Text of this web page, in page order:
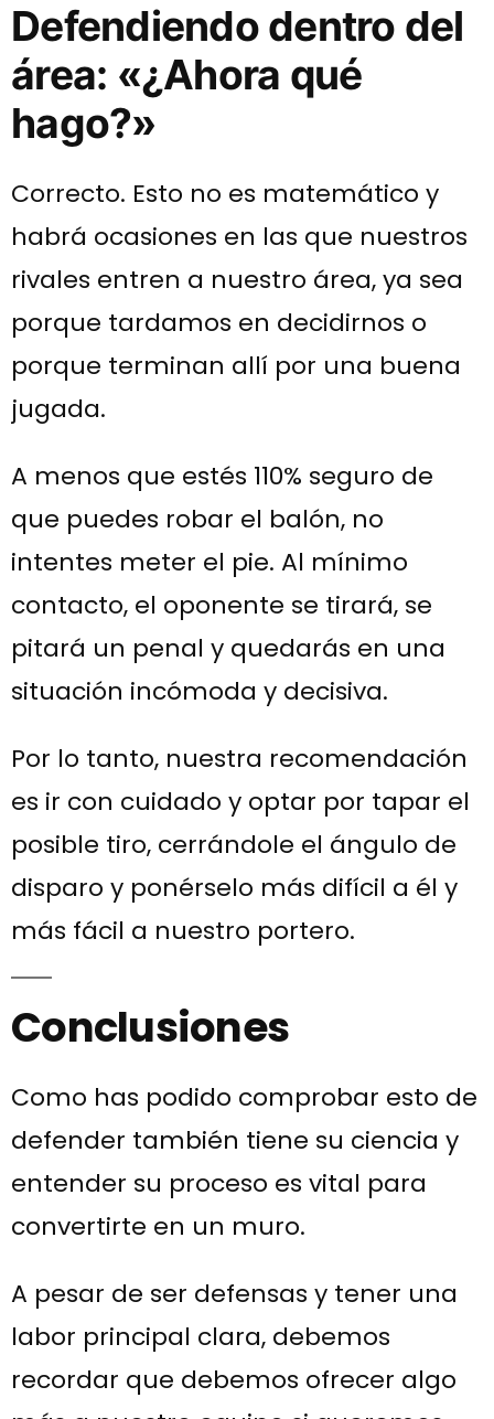
Defendiendo dentro del
área: «¿Ahora qué
hago?»
Correcto. Esto no es matemático y
habrá ocasiones en las que nuestros
rivales entren a nuestro área, ya sea
porque tardamos en decidirnos o
porque terminan allí por una buena
jugada.
A menos que estés 110% seguro de
que puedes robar el balón, no
intentes meter el pie. Al mínimo
contacto, el oponente se tirará, se
pitará un penal y quedarás en una
situación incómoda y decisiva.
Por lo tanto, nuestra recomendación
es ir con cuidado y optar por tapar el
posible tiro, cerrándole el ángulo de
disparo y ponérselo más difícil a él y
más fácil a nuestro portero.
Conclusiones
Como has podido comprobar esto de
defender también tiene su ciencia y
entender su proceso es vital para
convertirte en un muro.
A pesar de ser defensas y tener una
labor principal clara, debemos
recordar que debemos ofrecer algo